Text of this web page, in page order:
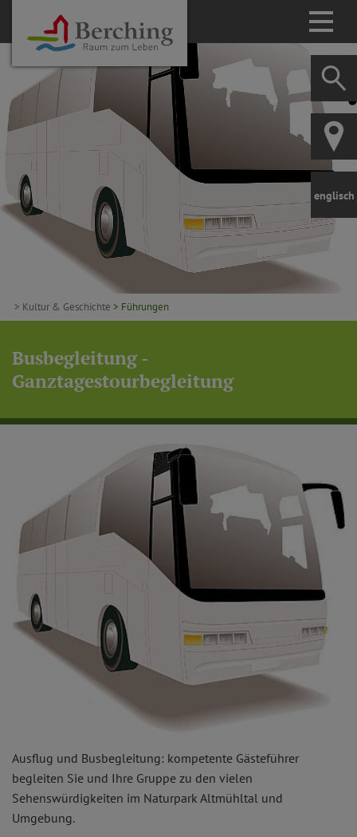
englisch
> Kultur & Geschichte > Führungen
Busbegleitung -
Ganztagestourbegleitung
Ausflug und Busbegleitung: kompetente Gästeführer
begleiten Sie und Ihre Gruppe zu den vielen
Sehenswürdigkeiten im Naturpark Altmühltal und
Umgebung.